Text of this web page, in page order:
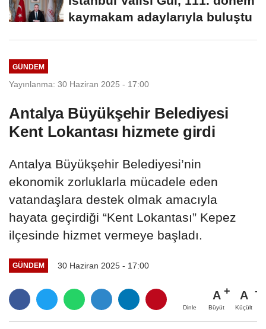
kaymakam adaylarıyla buluştu
GÜNDEM
Yayınlanma: 30 Haziran 2025 - 17:00
Antalya Büyükşehir Belediyesi
Kent Lokantası hizmete girdi
Antalya Büyükşehir Belediyesi’nin
ekonomik zorluklarla mücadele eden
vatandaşlara destek olmak amacıyla
hayata geçirdiği “Kent Lokantası” Kepez
ilçesinde hizmet vermeye başladı.
GÜNDEM 30 Haziran 2025 - 17:00
Dinle
A
Büyüt
A
Küçült